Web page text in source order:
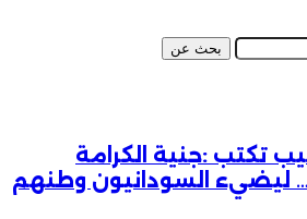
بحث عن
تكتب :جنية الكرامة
ليضيء السودانيون وطنهم